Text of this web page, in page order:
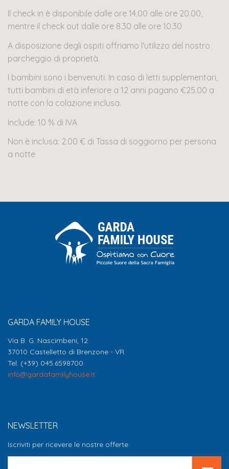
Il check in è disponibile dalle ore 14.00 alle ore 20.00,
mentre il check out dalle ore 8.30 alle ore 10.30
A disposizione degli ospiti offriamo l'utilizzo del nostro
parcheggio di proprietà.
I bambini sono i benvenuti. In caso di letti supplementari,
tutti bambini di età inferiore a 12 anni pagano €25.00 a
notte con la colazione inclusa.
Include: 10 % di IVA
Non è inclusa: 2.00 € di Tassa di soggiorno per persona
a notte
GARDA FAMILY HOUSE
Via B. G. Nascimbeni, 12
37010 Castelletto di Brenzone - VR
Tel. (+39) 045.6598700
info@gardafamilyhouse.it
NEWSLETTER
Iscriviti per ricevere le nostre offerte